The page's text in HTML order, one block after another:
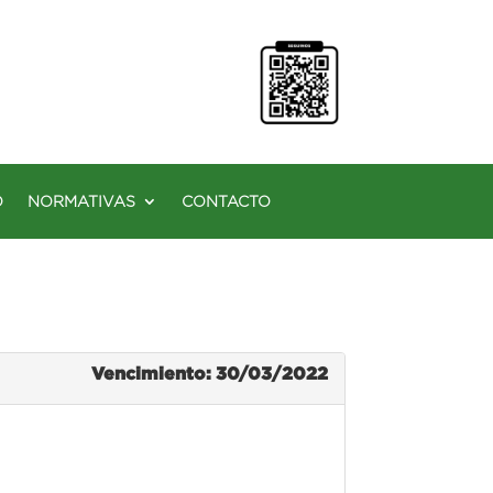
NORMATIVAS CONTACTO
Vencimiento: 30/03/2022